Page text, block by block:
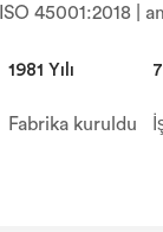
45001:2018 |
1981 Yılı
Fabrika kuruldu